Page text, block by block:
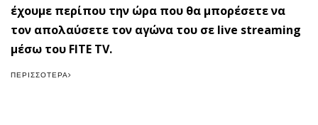
έχουμε περίπου την ώρα που θα μπορέσετε να
τον απολαύσετε τον αγώνα του σε live streaming
μέσω του FITE TV.
ΠΕΡΙΣΣΌΤΕΡΑ